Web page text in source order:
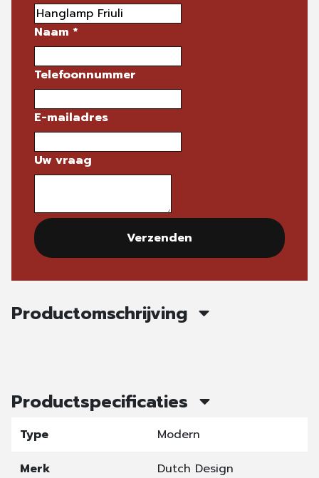
Naam *
Telefoonnummer
E-mailadres
Uw vraag
Verzenden
Productomschrijving
Productspecificaties
Type
Modern
Merk
Dutch Design